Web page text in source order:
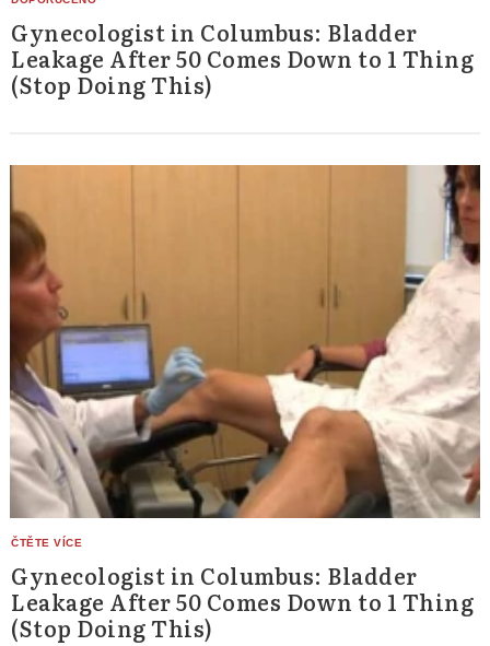
Gynecologist in Columbus: Bladder
Leakage After 50 Comes Down to 1 Thing
(Stop Doing This)
Gynecologist in Columbus: Bladder
Leakage After 50 Comes Down to 1 Thing
(Stop Doing This)